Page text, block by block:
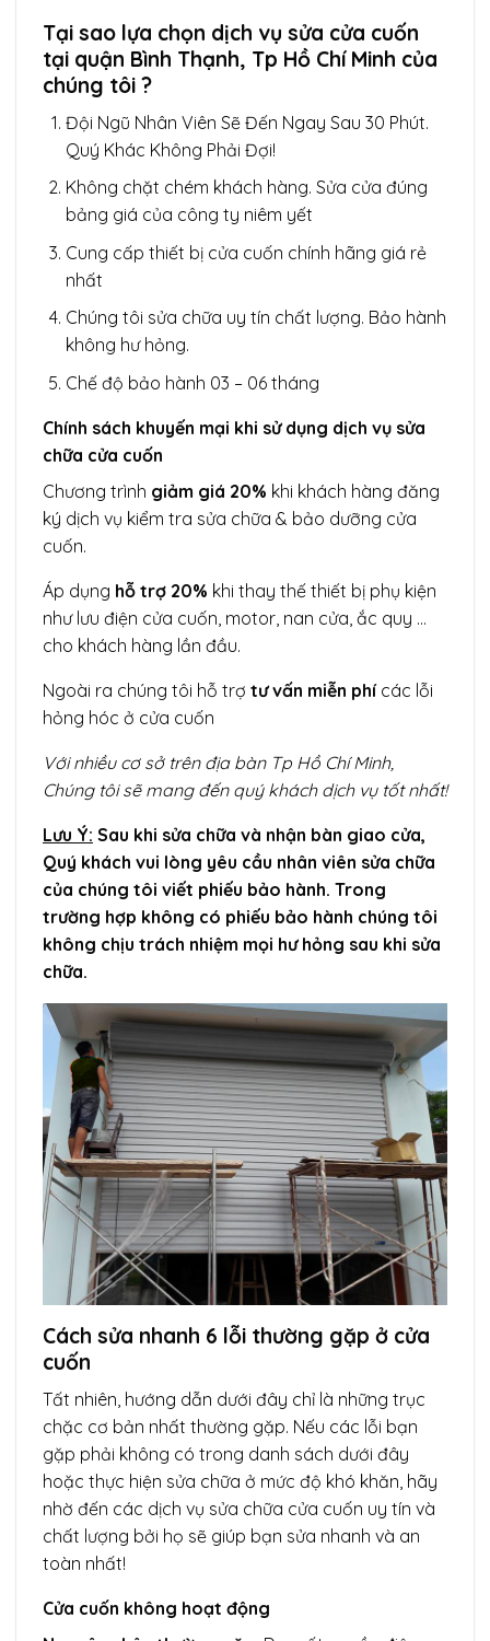
Tại sao lựa chọn dịch vụ sửa cửa cuốn
tại quận Bình Thạnh, Tp Hồ Chí Minh của
chúng tôi ?
Đội Ngũ Nhân Viên Sẽ Đến Ngay Sau 30 Phút.
Quý Khác Không Phải Đợi!
Không chặt chém khách hàng. Sửa cửa đúng
bảng giá của công ty niêm yết
Cung cấp thiết bị cửa cuốn chính hãng giá rẻ
nhất
Chúng tôi sửa chữa uy tín chất lượng. Bảo hành
không hư hỏng.
Chế độ bảo hành 03 – 06 tháng
Chính sách khuyến mại khi sử dụng dịch vụ sửa
chữa cửa cuốn
Chương trình giảm giá 20% khi khách hàng đăng
ký dịch vụ kiểm tra sửa chữa & bảo dưỡng cửa
cuốn.
Áp dụng hỗ trợ 20% khi thay thế thiết bị phụ kiện
như lưu điện cửa cuốn, motor, nan cửa, ắc quy …
cho khách hàng lần đầu.
Ngoài ra chúng tôi hỗ trợ tư vấn miễn phícác lỗi
hỏng hóc ở cửa cuốn
Với nhiều cơ sở trên địa bàn Tp Hồ Chí Minh,
Chúng tôi sẽ mang đến quý khách dịch vụ tốt nhất!
Lưu Ý: Sau khi sửa chữa và nhận bàn giao cửa,
Quý khách vui lòng yêu cầu nhân viên sửa chữa
của chúng tôi viết phiếu bảo hành. Trong
trường hợp không có phiếu bảo hành chúng tôi
không chịu trách nhiệm mọi hư hỏng sau khi sửa
chữa.
Cách sửa nhanh 6 lỗi thường gặp ở cửa
cuốn
Tất nhiên, hướng dẫn dưới đây chỉ là những trục
chặc cơ bản nhất thường gặp. Nếu các lỗi bạn
gặp phải không có trong danh sách dưới đây
hoặc thực hiện sửa chữa ở mức độ khó khăn, hãy
nhờ đến các dịch vụ sửa chữa cửa cuốn uy tín và
chất lượng bởi họ sẽ giúp bạn sửa nhanh và an
toàn nhất!
Cửa cuốn không hoạt động